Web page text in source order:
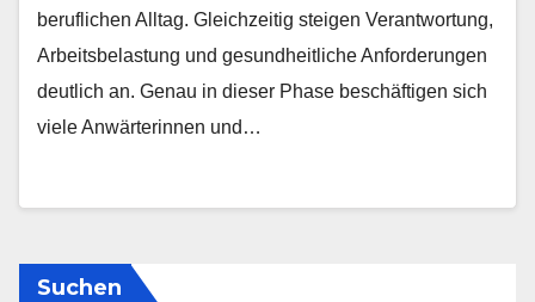
beruflichen Alltag. Gleichzeitig steigen Verantwortung,
Arbeitsbelastung und gesundheitliche Anforderungen
deutlich an. Genau in dieser Phase beschäftigen sich
viele Anwärterinnen und…
Suchen